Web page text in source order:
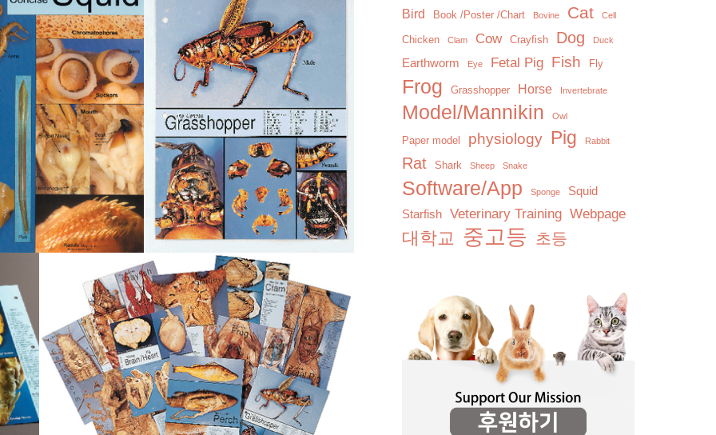
Bird Book /Poster /Chart Bovine Cat Cell
Chicken Clam Cow Crayfish Dog Duck
Earthworm Eye Fetal Pig Fish Fly
Frog Grasshopper Horse Invertebrate
Model/Mannikin Owl
Paper model physiology Pig Rabbit
Rat Shark Sheep Snake
Software/App Sponge
Squid
Starfish
Veterinary Training Webpage
대학교 중고등 초등